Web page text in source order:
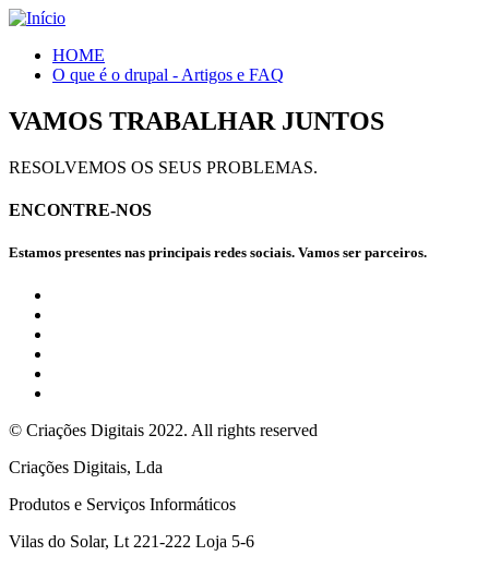
HOME
O que é o drupal - Artigos e FAQ
VAMOS TRABALHAR JUNTOS
RESOLVEMOS OS SEUS PROBLEMAS.
ENCONTRE-NOS
Estamos presentes nas principais redes sociais. Vamos ser parceiros.
© Criações Digitais 2022. All rights reserved
Criações Digitais, Lda
Produtos e Serviços Informáticos
Vilas do Solar, Lt 221-222 Loja 5-6